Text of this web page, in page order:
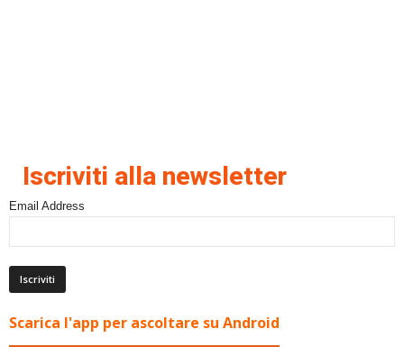
Iscriviti alla newsletter
Email Address
Scarica l'app per ascoltare su Android